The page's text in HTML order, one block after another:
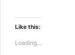
Like this:
Loading...